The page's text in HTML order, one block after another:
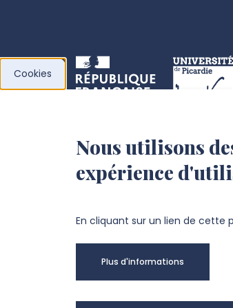
l’Université de
Picardie Jules
Chemin du Thil
+33 3 22 82 72 72
Cookies
Nous utilisons
expérience
En cliquant sur un lien de cette
Plus d'informations